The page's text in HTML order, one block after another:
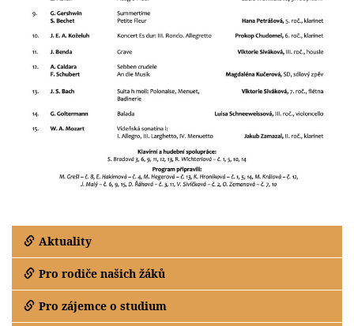
Aktuality
Pro rodiče našich žáků
Pro zájemce o studium